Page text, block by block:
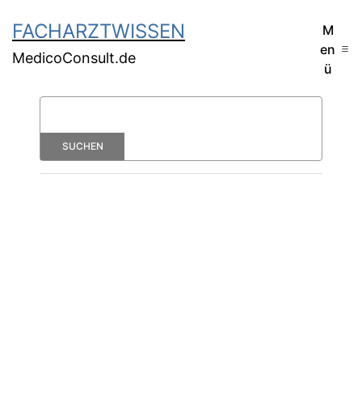
FACHARZTWISSEN
MedicoConsult.de
M
en
ü